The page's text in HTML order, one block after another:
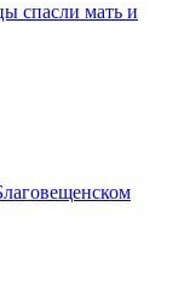
спасли мать и